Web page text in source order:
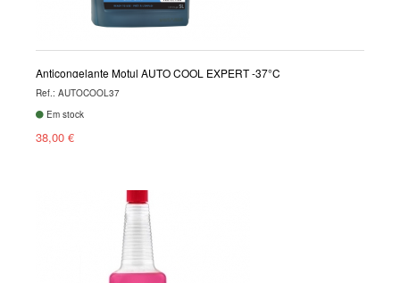
Anticongelante Motul AUTO COOL EXPERT -37°C
Ref.: AUTOCOOL37
Em stock
38,00 €